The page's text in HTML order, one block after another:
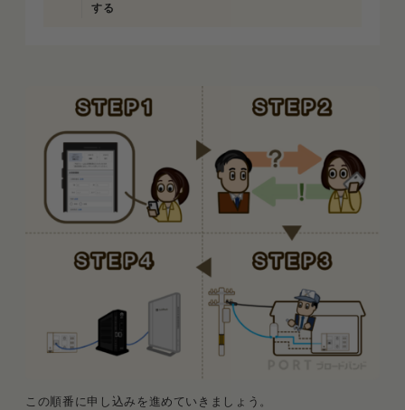
する
この順番に申し込みを進めていきましょう。